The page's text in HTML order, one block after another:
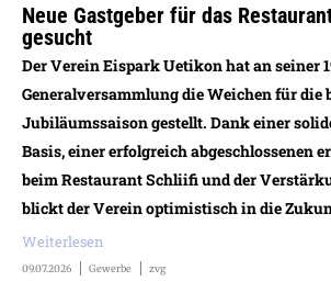
Neue Gastgeber für das
gesucht
Der Verein Eispark Uetikon hat an seiner
Generalversammlung die Weichen für die
Jubiläumssaison gestellt. Dank einer
Basis, einer erfolgreich abgeschlossenen
beim Restaurant Schliifi und der
blickt der Verein optimistisch in die
Weiterlesen
09.07.2026 Gewerbe zvg